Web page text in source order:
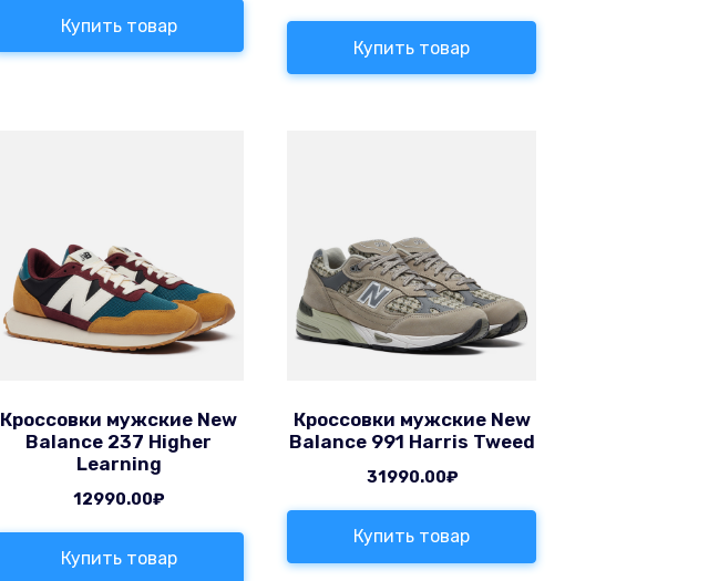
Купить товар
Купить товар
Кроссовки мужские New
Balance 237 Higher
Learning
12990.00₽
Купить товар
Кроссовки мужские New
Balance 991 Harris Tweed
31990.00₽
Купить товар